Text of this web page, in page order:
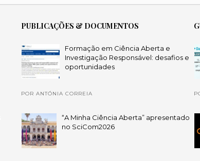
PUBLICAÇÕES & DOCUMENTOS
Formação em Ciência Aberta e
Investigação Responsável: desafios e
oportunidades
POR ANTÓNIA CORREIA
“A Minha Ciência Aberta” apresentado
no SciCom2026